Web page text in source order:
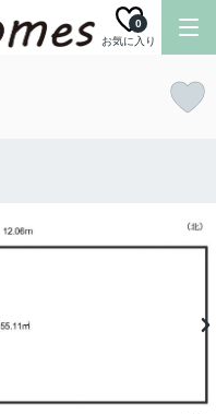
お気に入り
0